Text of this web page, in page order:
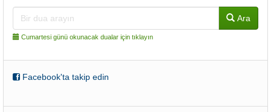
Ara
Cumartesi günü okunacak dualar için tıklayın
Facebook'ta takip edin